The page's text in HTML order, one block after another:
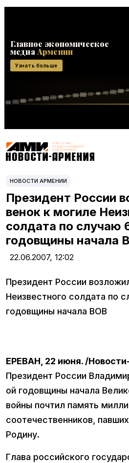
НОВОСТИ АРМЕНИИ
Президент России
венок к могиле
солдата по случаю
годовщины начала
22.06.2007, 12:02
Президент России
Неизвестного солдата по
годовщины начала ВОВ
ЕРЕВАН, 22 июня. /
Президент России
ой годовщины начала
войны почтил память
соотечественников,
Родину.
Глава российского